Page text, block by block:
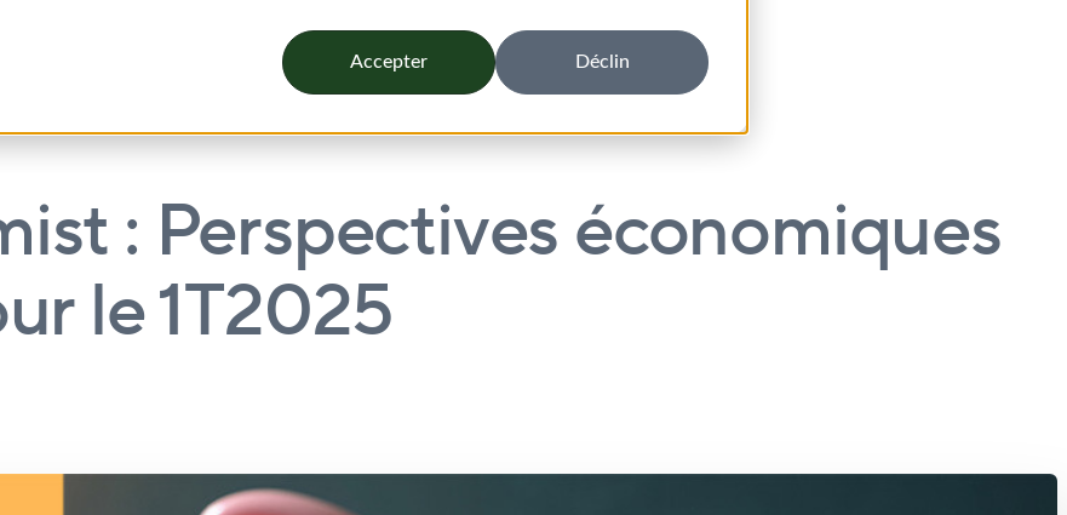
Accepter Déclin
: Perspectives économiques
le 1T2025